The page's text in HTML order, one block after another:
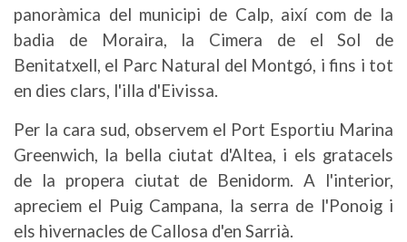
panoràmica del municipi de Calp, així com de la
badia de Moraira, la Cimera de el Sol de
Benitatxell, el Parc Natural del Montgó, i fins i tot
en dies clars, l'illa d'Eivissa.
Per la cara sud, observem el Port Esportiu Marina
Greenwich, la bella ciutat d'Altea, i els gratacels
de la propera ciutat de Benidorm. A l'interior,
apreciem el Puig Campana, la serra de l'Ponoig i
els hivernacles de Callosa d'en Sarrià.